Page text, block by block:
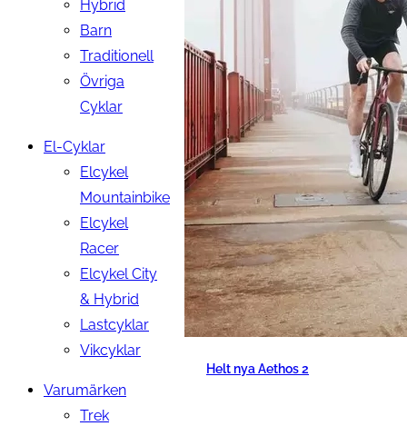
Hybrid
Barn
Traditionell
Övriga
Cyklar
El-Cyklar
Elcykel
Mountainbike
Elcykel
Racer
Elcykel City
& Hybrid
Lastcyklar
Vikcyklar
Varumärken
Trek
Helt nya Aethos 2